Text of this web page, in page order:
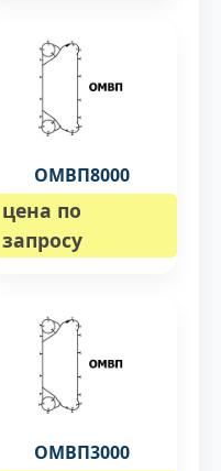
ОМВП8000
цена по
запросу
ОМВП3000